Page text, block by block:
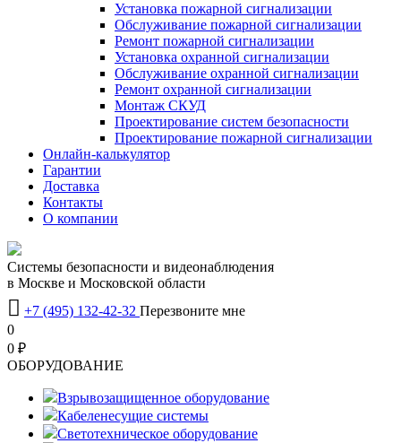
Установка пожарной сигнализации
Обслуживание пожарной сигнализации
Ремонт пожарной сигнализации
Установка охранной сигнализации
Обслуживание охранной сигнализации
Ремонт охранной сигнализации
Монтаж СКУД
Проектирование систем безопасности
Проектирование пожарной сигнализации
Онлайн-калькулятор
Гарантии
Доставка
Контакты
О компании
Системы безопасности и видеонаблюдения
в Москве и Московской области
 +7 (495) 132-42-32 Перезвоните мне
0
0 ₽
OБОРУДОВАНИЕ
Взрывозащищенное оборудование
Кабеленесущие системы
Светотехническое оборудование